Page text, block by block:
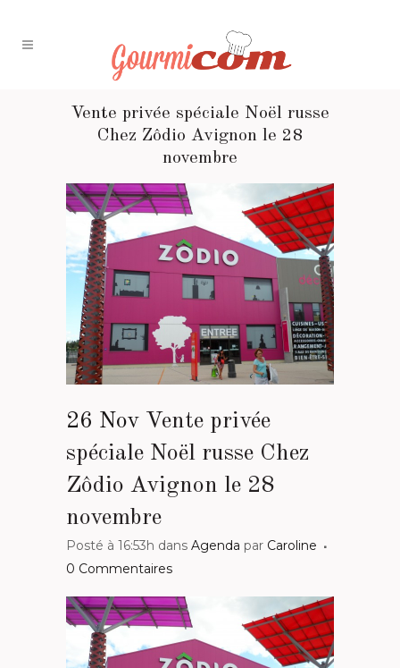
Vente privée spéciale Noël russe
Chez Zôdio Avignon le 28
novembre
26 Nov Vente privée
spéciale Noël russe Chez
Zôdio Avignon le 28
novembre
Posté à 16:53h dans Agenda par Caroline
0 Commentaires